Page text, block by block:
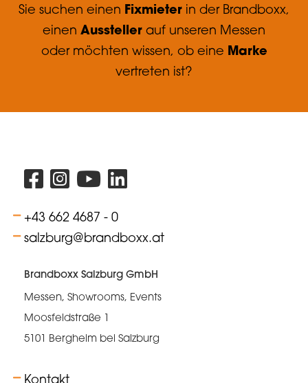
Sie suchen einen Fixmieter in der Brandboxx,
einen Aussteller auf unseren Messen
oder möchten wissen, ob eine Marke
vertreten ist?
+43 662 4687 - 0
salzburg@brandboxx.at
Brandboxx Salzburg GmbH
Messen, Showrooms, Events
Moosfeldstraße 1
5101 Bergheim bei Salzburg
Kontakt